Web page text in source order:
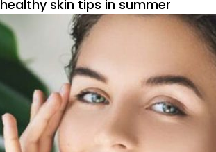
healthy skin tips in summer